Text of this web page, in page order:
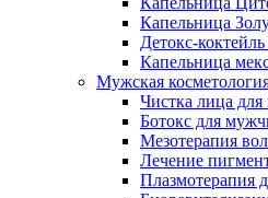
Капельница
Детокс-
Капельница
Мужская
Чистка лица
Ботокс для
Мезотерапия
Лечение
Плазмотерапия